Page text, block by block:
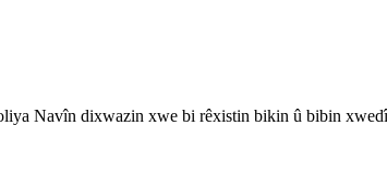
Navîn dixwazin xwe bi rêxistin bikin û bibin xwedî